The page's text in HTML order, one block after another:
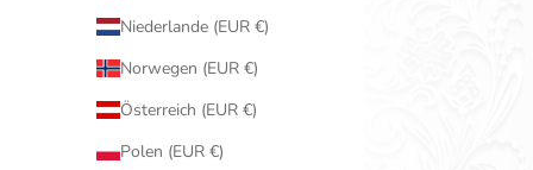
Niederlande (EUR €)
Norwegen (EUR €)
Österreich (EUR €)
Polen (EUR €)